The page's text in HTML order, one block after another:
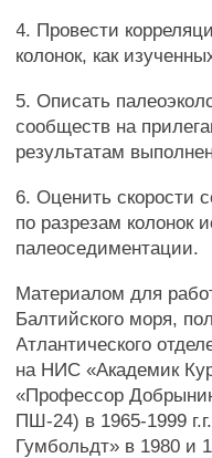
4. Провести
колонок, как
5. Описать
сообществ на
результатам
6. Оценить скорости
по разрезам колонок
палеоседиментации.
Материалом для
Балтийского моря,
Атлантического
на НИС «Академик
«Профессор
ПШ-24) в 1965-1999
Гумбольдт» в 1980 и